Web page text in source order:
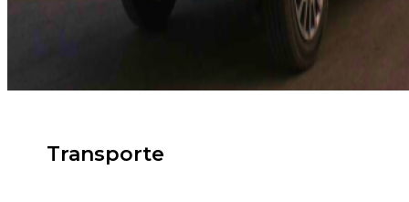
Transporte